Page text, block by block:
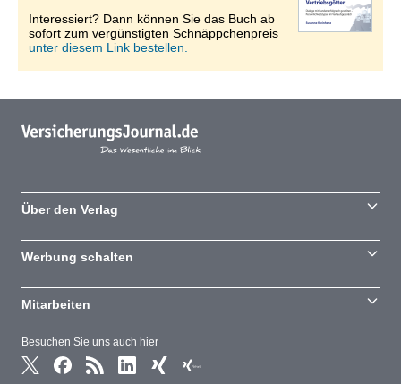
Interessiert? Dann können Sie das Buch ab
sofort zum vergünstigten Schnäppchenpreis
unter diesem Link bestellen.
Besuchen Sie uns auch hier
Über den Verlag
Werbung schalten
Mitarbeiten